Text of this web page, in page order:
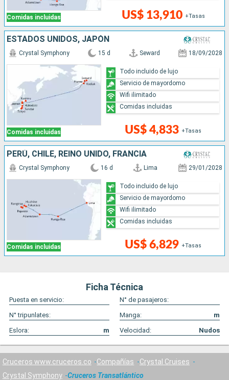
Comidas incluidas US$ 13,910 +Tasas
ESTADOS UNIDOS, JAPÓN
Comidas incluidas
Crystal Symphony 15 d Seward 18/09/2028
US$ 4,833 +Tasas
Todo incluido de lujo
Servicio de mayordomo
Wifi ilimitado
Comidas incluidas
PERÚ, CHILE, REINO UNIDO, FRANCIA
Comidas incluidas
Crystal Symphony 16 d Lima 29/01/2028
US$ 6,829 +Tasas
Todo incluido de lujo
Servicio de mayordomo
Wifi ilimitado
Comidas incluidas
Ficha Técnica
Puesta en servicio:
N° de pasajeros:
N° tripunlates:
Manga:
m
Eslora:
m Velocidad: Nudos
Cruceros www.cruceros.co Compañías
Crystal Cruises
Crystal Symphony
Cruceros Transatlántico